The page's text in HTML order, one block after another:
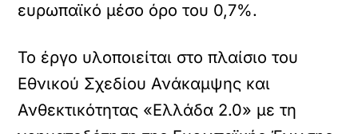
ευρωπαϊκό μέσο όρο του 0,7%.
Το έργο υλοποιείται στο πλαίσιο του
Εθνικού Σχεδίου Ανάκαμψης και
Ανθεκτικότητας «Ελλάδα 2.0» με τη